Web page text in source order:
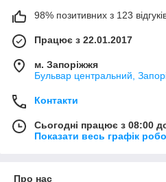
98% позитивних з 123
Працює з 22.01.2017
м. Запоріжжя
Бульвар центральний,
Контакти
Сьогодні працює з 08:00
Показати весь графік
Про нас